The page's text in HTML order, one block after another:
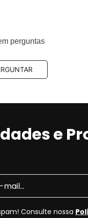
irregulares
e o
APLUS
perguntas
e
Consulte nossa